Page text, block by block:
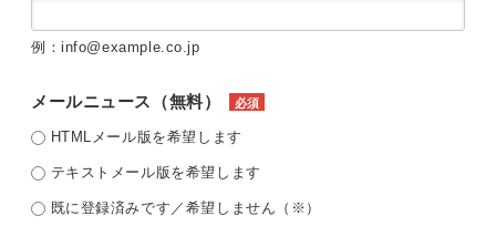
例：info@example.co.jp
メールニュース（無料） 必須
HTMLメール版を希望します
テキストメール版を希望します
既に登録済みです／希望しません（※）